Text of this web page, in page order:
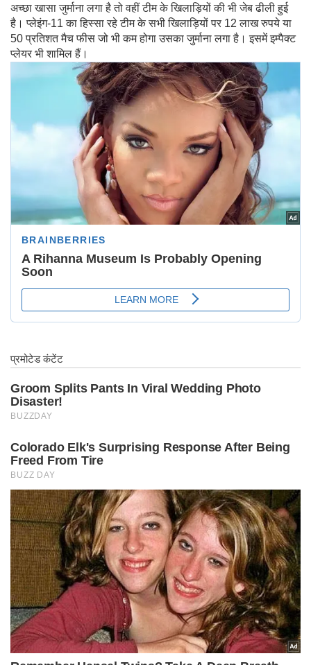
अच्छा खासा जुर्माना लगा है तो वहीं टीम के खिलाड़ियों की भी जेब ढीली हुई
है। प्लेइंग-11 का हिस्सा रहे टीम के सभी खिलाड़ियों पर 12 लाख रुपये या
50 प्रतिशत मैच फीस जो भी कम होगा उसका जुर्माना लगा है। इसमें इम्पैक्ट
प्लेयर भी शामिल हैं।